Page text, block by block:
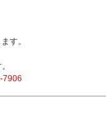
す。
7906